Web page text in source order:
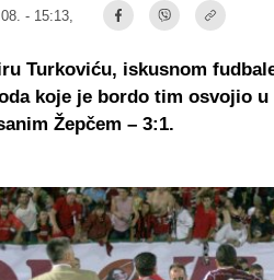
- 15:13,
Turkoviću, iskusnom
koje je bordo tim osvojio
Žepčem – 3:1.